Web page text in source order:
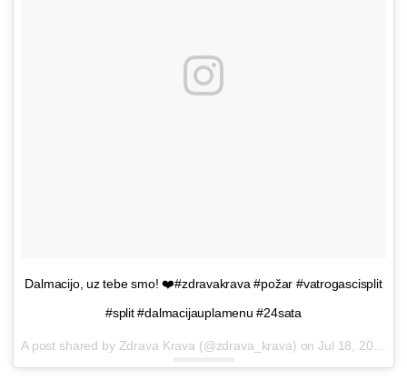
Dalmacijo, uz tebe smo! ❤️#zdravakrava #požar #vatrogascisplit
#split #dalmacijauplamenu #24sata
A post shared by Zdrava Krava (@zdrava_krava) onJul 18, 2017 at 2:27am PDT